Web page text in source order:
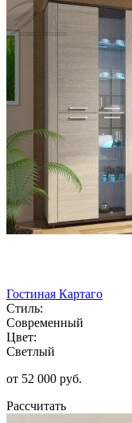
Гостиная Картаго
Стиль:
Современный
Цвет:
Светлый
от 52 000 руб.
Рассчитать